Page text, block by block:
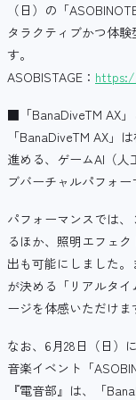
（日）の「
タラクティブかつ体
す。
ASOBISTAGE：
■「BanaDiveTM AX」
「BanaDiveTM AX」
進める、ゲームAI（人
ブバーチャルパフォー
パフォーマンスでは
るほか、照明エフェ
出も可能にしました
が決める「リアルタ
ージを体感いただけま
なお、6月28日（日）
音楽イベント「
『電音部』は、「